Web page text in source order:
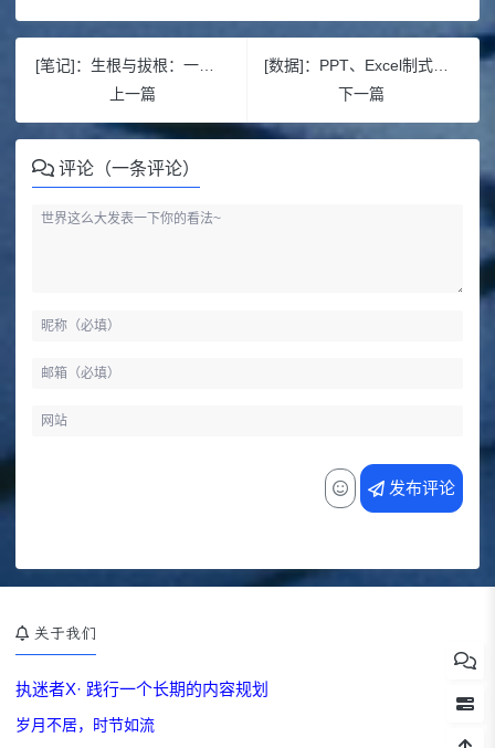
上一篇
[数据]：PPT、Excel制式文件的批量制作-Vba
下一篇
评论（一条评论）
发布评论
关于我们
执迷者X· 一个
岁月不居，时节如流